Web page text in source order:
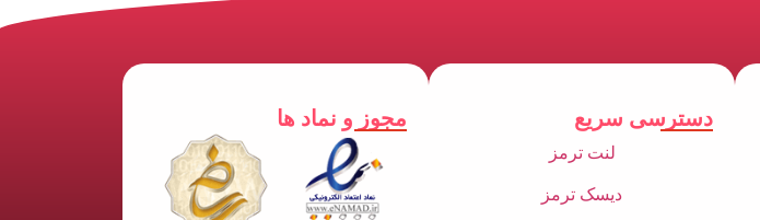
دسترسی سریع
لنت ترمز
دیسک ترمز
مجوز و نماد ها